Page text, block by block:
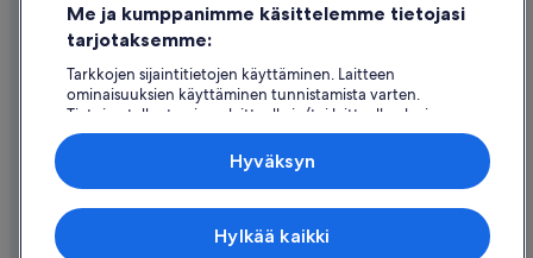
Ota yhteyttä
Hyvityksen hakeminen ja aikarajat
Varaa lento lentoyhtiön hyvityskupongeilla
Kansainväliset matka-asiakirjat
© 2026 Expedia, Inc., Expedia Groupin yritys. Kaikki oikeudet
Me ja kumppanimme käsittelemme tietojasi
tarjotaksemme:
Tarkkojen sijaintitietojen käyttäminen. Laitteen
ominaisuuksien käyttäminen tunnistamista varten.
Tietojen tallentaminen laitteelle ja/tai laitteella olevien
tietojen käyttö. Kohdennettu mainonta ja personoitu
sisältö, mainonnan ja sisällön mittaus, yleisötutkimus ja
Hylkää kaikki
Hyväksyn